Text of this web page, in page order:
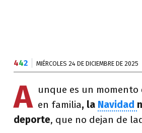
442 MIÉRCOLES 24 DE DICIEMBRE DE 2025
A unque es un
en familia, la Navidad
deporte, que no dejan de